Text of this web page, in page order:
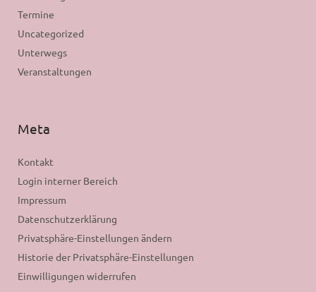
Termine
Uncategorized
Unterwegs
Veranstaltungen
Meta
Kontakt
Login interner Bereich
Impressum
Datenschutzerklärung
Privatsphäre-Einstellungen ändern
Historie der Privatsphäre-Einstellungen
Einwilligungen widerrufen